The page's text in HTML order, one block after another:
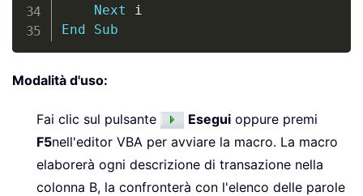
Next
End
Sub
Modalità d'uso:
Fai clic sul pulsante Esegui oppure premi
F5nell'editor VBA per avviare la macro. La macro
elaborerà ogni descrizione di transazione nella
colonna B, la confronterà con l'elenco delle parole